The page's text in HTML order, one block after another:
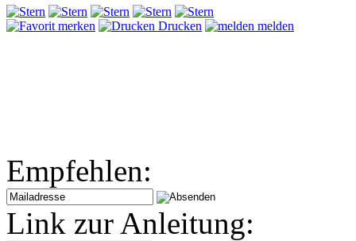
merken Drucken melden
Empfehlen:
Link zur Anleitung: